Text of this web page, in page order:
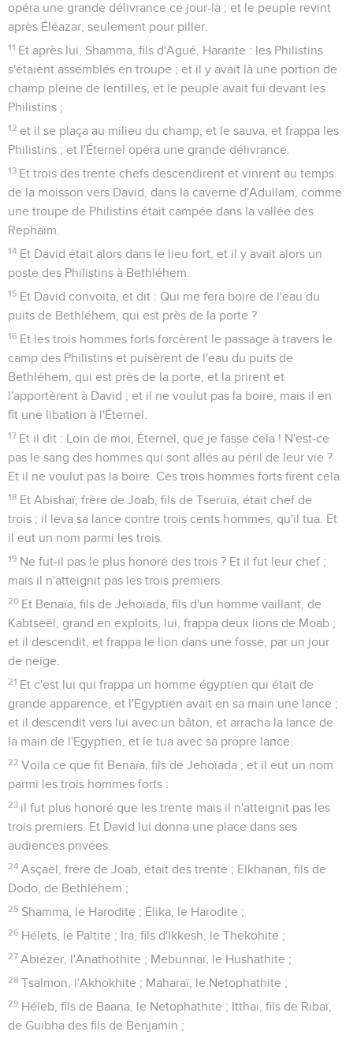
opéra une grande délivrance ce jour-là ; et le peuple revint
après Éléazar, seulement pour piller.
11 Et après lui, Shamma, fils d'Agué, Hararite : les Philistins
s'étaient assemblés en troupe ; et il y avait là une portion de
champ pleine de lentilles, et le peuple avait fui devant les
Philistins ;
12 et il se plaça au milieu du champ, et le sauva, et frappa les
Philistins ; et l'Éternel opéra une grande délivrance.
13 Et trois des trente chefs descendirent et vinrent au temps
de la moisson vers David, dans la caverne d'Adullam, comme
une troupe de Philistins était campée dans la vallée des
Rephaïm.
14 Et David était alors dans le lieu fort, et il y avait alors un
poste des Philistins à Bethléhem.
15 Et David convoita, et dit : Qui me fera boire de l'eau du
puits de Bethléhem, qui est près de la porte ?
16 Et les trois hommes forts forcèrent le passage à travers le
camp des Philistins et puisèrent de l'eau du puits de
Bethléhem, qui est près de la porte, et la prirent et
l'apportèrent à David ; et il ne voulut pas la boire, mais il en
fit une libation à l'Éternel.
17 Et il dit : Loin de moi, Éternel, que je fasse cela ! N'est-ce
pas le sang des hommes qui sont allés au péril de leur vie ?
Et il ne voulut pas la boire. Ces trois hommes forts firent cela.
18 Et Abishaï, frère de Joab, fils de Tseruïa, était chef de
trois ; il leva sa lance contre trois cents hommes, qu'il tua. Et
il eut un nom parmi les trois.
19 Ne fut-il pas le plus honoré des trois ? Et il fut leur chef ;
mais il n'atteignit pas les trois premiers.
20 Et Benaïa, fils de Jehoïada, fils d'un homme vaillant, de
Kabtseël, grand en exploits, lui, frappa deux lions de Moab ;
et il descendit, et frappa le lion dans une fosse, par un jour
de neige.
21 Et c'est lui qui frappa un homme égyptien qui était de
grande apparence, et l'Egyptien avait en sa main une lance ;
et il descendit vers lui avec un bâton, et arracha la lance de
la main de l'Egyptien, et le tua avec sa propre lance.
22 Voila ce que fit Benaïa, fils de Jehoïada ; et il eut un nom
parmi les trois hommes forts :
23 il fut plus honoré que les trente mais il n'atteignit pas les
trois premiers. Et David lui donna une place dans ses
audiences privées.
24 Asçaël, frère de Joab, était des trente ; Elkhanan, fils de
Dodo, de Bethléhem ;
25 Shamma, le Harodite ; Élika, le Harodite ;
26 Hélets, le Paltite ; Ira, fils d'Ikkesh, le Thekohite ;
27 Abiézer, l'Anathothite ; Mebunnaï, le Hushathite ;
28 Tsalmon, l'Akhokhite ; Maharaï, le Netophathite ;
29 Héleb, fils de Baana, le Netophathite ; Itthaï, fils de Ribaï,
de Guibha des fils de Benjamin ;